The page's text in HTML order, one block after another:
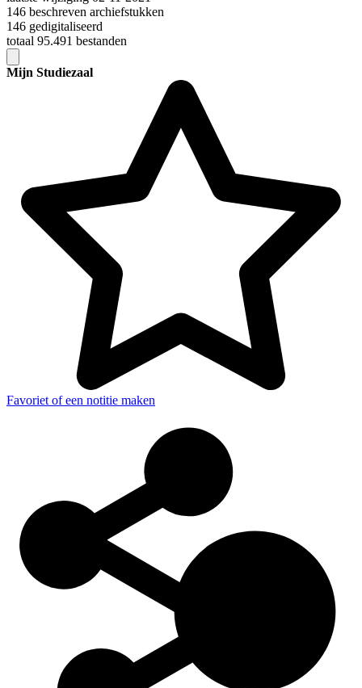
146 beschreven archiefstukken
146 gedigitaliseerd
totaal 95.491 bestanden
Mijn Studiezaal
Favoriet of een notitie maken